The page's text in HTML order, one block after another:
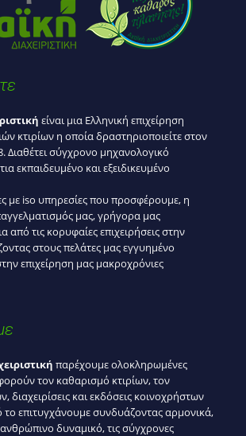
είναι μια Ελληνική επιχείρηση
κτιρίων η οποία δραστηριοποιείτε στον
Διαθέτει σύγχρονο μηχανολογικό
εκπαιδευμένο και εξειδικευμένο
με iso υπηρεσίες που προσφέρουμε, η
μας, γρήγορα μας
από τις κορυφαίες επιχειρήσεις στην
στους πελάτες μας εγγυημένο
επιχείρηση μας μακροχρόνιες
παρέχουμε ολοκληρωμένες
τον καθαρισμό κτιρίων, τον
διαχειρίσεις και εκδόσεις κοινοχρήστων
επιτυγχάνουμε συνδυάζοντας αρμονικά,
δυναμικό, τις σύγχρονες